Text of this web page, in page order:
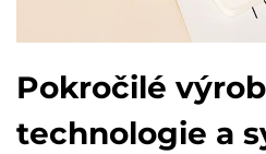
Pokročilé
technologie a